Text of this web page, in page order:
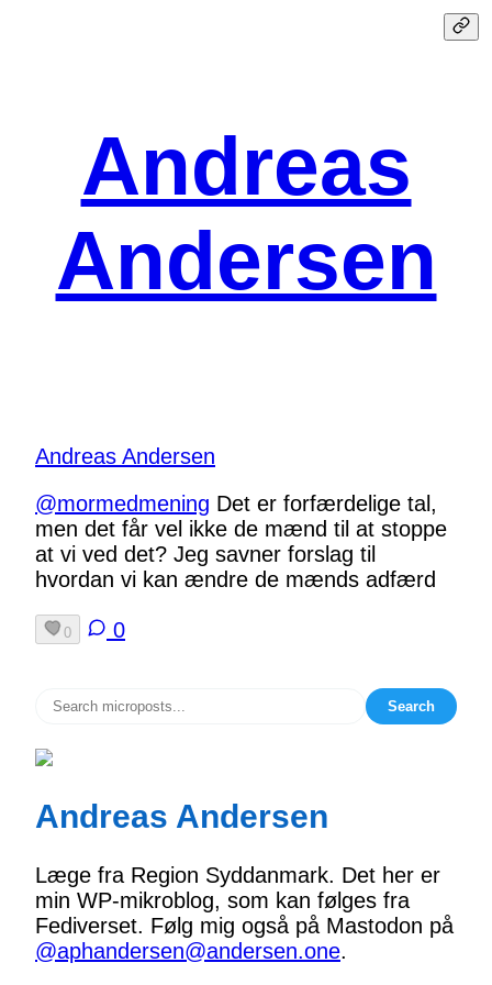
Andreas
Andersen
Andreas Andersen
@mormedmening Det er forfærdelige tal,
men det får vel ikke de mænd til at stoppe
at vi ved det? Jeg savner forslag til
hvordan vi kan ændre de mænds adfærd
0 0
Search
Andreas Andersen
Læge fra Region Syddanmark. Det her er
min WP-mikroblog, som kan følges fra
Fediverset. Følg mig også på Mastodon på
@aphandersen@andersen.one.